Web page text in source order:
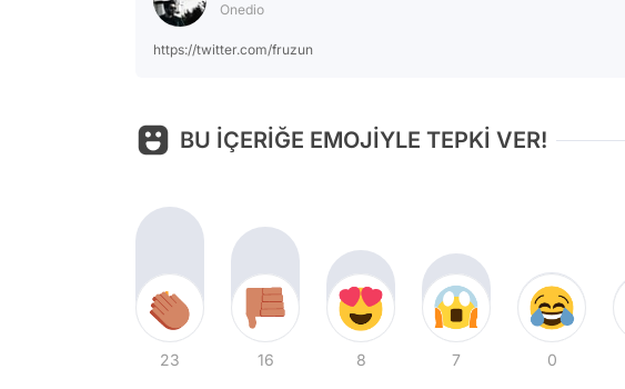
Onedio
https://twitter.com/fruzun
BU İÇERİĞE EMOJİYLE TEPKİ VER!
23 16 8 7 0